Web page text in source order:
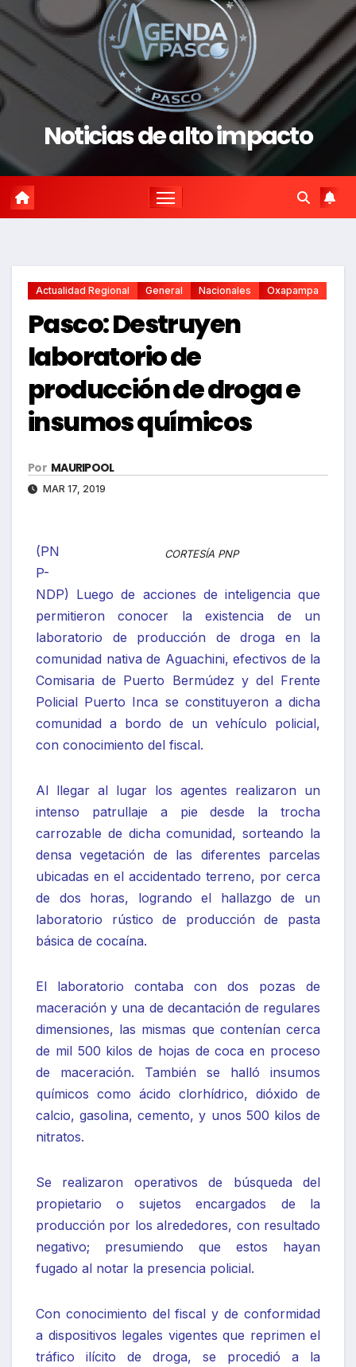
Noticias de alto impacto
Actualidad Regional General Nacionales Oxapampa
Pasco: Destruyen
laboratorio de
producción de droga e
insumos químicos
Por MAURIPOOL
MAR 17, 2019
CORTESÍA PNP
(PN
P-
NDP) Luego de acciones de inteligencia que
permitieron conocer la existencia de un
laboratorio de producción de droga en la
comunidad nativa de Aguachini, efectivos de la
Comisaria de Puerto Bermúdez y del Frente
Policial Puerto Inca se constituyeron a dicha
comunidad a bordo de un vehículo policial,
con conocimiento del fiscal.
Al llegar al lugar los agentes realizaron un
intenso patrullaje a pie desde la trocha
carrozable de dicha comunidad, sorteando la
densa vegetación de las diferentes parcelas
ubicadas en el accidentado terreno, por cerca
de dos horas, logrando el hallazgo de un
laboratorio rústico de producción de pasta
básica de cocaína.
El laboratorio contaba con dos pozas de
maceración y una de decantación de regulares
dimensiones, las mismas que contenían cerca
de mil 500 kilos de hojas de coca en proceso
de maceración. También se halló insumos
químicos como ácido clorhídrico, dióxido de
calcio, gasolina, cemento, y unos 500 kilos de
nitratos.
Se realizaron operativos de búsqueda del
propietario o sujetos encargados de la
producción por los alrededores, con resultado
negativo; presumiendo que estos hayan
fugado al notar la presencia policial.
Con conocimiento del fiscal y de conformidad
a dispositivos legales vigentes que reprimen el
tráfico ilícito de droga, se procedió a la